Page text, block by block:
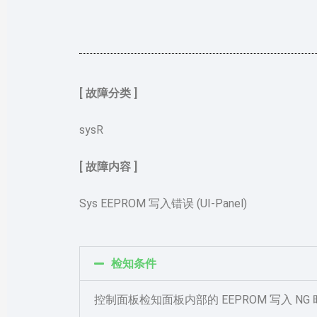
[ 故障分类 ]
sysR
[ 故障内容 ]
Sys EEPROM 写入错误 (UI-Panel)
检知条件
控制面板检知面板内部的 EEPROM 写入 NG